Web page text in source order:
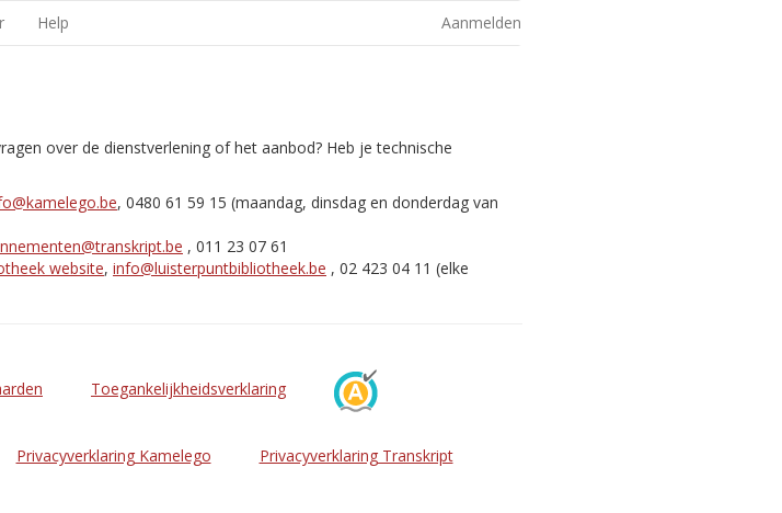
Help Aanmelden
over de dienstverlening of het aanbod? Heb je technische
, 0480 61 59 15 (maandag, dinsdag en donderdag van
, 011 23 07 61
website, info@luisterpuntbibliotheek.be , 02 423 04 11 (elke
Toegankelijkheidsverklaring
Privacyverklaring Kamelego Privacyverklaring Transkript